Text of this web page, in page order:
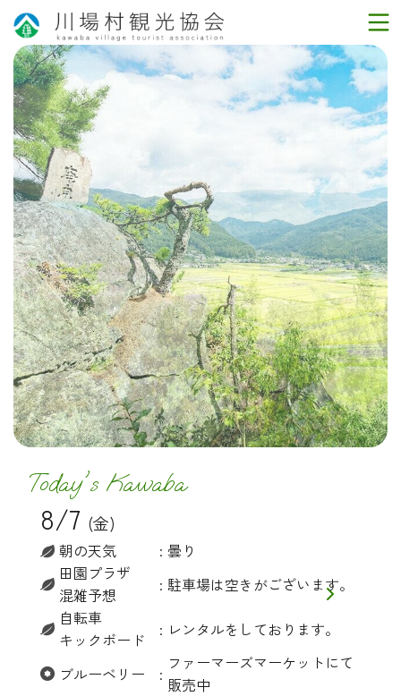
Today's Kawaba
8/7 (金)
朝の天気
曇り
田園プラザ
混雑予想
駐車場は空きがございます。
自転車
キックボード
レンタルをしております。
ブルーベリー
ファーマーズマーケットにて
販売中